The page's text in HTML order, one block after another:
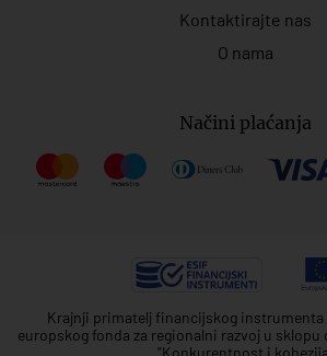
Kontaktirajte nas
O nama
Načini plaćanja
Krajnji primatelj financijskog
europskog fonda za regionalni razvoj u
"Konkurentnost i